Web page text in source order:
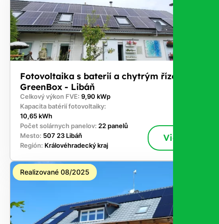
Fotovoltaika s baterií a chytrým řízením
GreenBox - Libáň
Celkový výkon FVE: 9,90 kWp
Kapacita batérií fotovoltaiky:
10,65 kWh
Počet solárnych panelov: 22 panelů
Mesto: 507 23 Libáň
Región: Královéhradecký kraj
Viac
Realizované 08/2025